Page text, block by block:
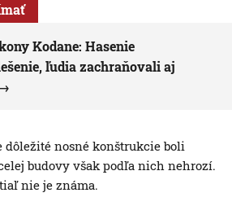
Kodane: Hasenie
ľudia zachraňovali aj
nosné konštrukcie boli
budovy však podľa nich nehrozí.
nie je známa.